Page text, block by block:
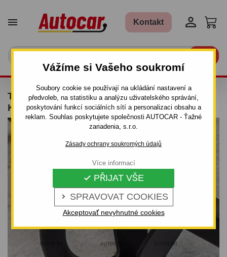
Vážíme si Vašeho soukromí
Soubory cookie se používají na ukládání nastavení a
předvoleb, na statistiku a analýzu uživatelského správání,
poskytování funkcí sociálních sítí a personalizaci obsahu a
reklam. Souhlas poskytujete společnosti AUTOCAR - Ťažné
zariadenia, s.r.o.
Zásady ochrany soukromých údajů
 SPRAVOVAT COOKIES
 PŘIJAT VŠE
Akceptovať nevyhnutné cookies
Více informací
 Kontakt 
TAŽNÉ ZAŘÍZENÍ PRO ŠKODA FELICIA -
KOMBI - PEVNÉ (ŠROUBOVÉ)